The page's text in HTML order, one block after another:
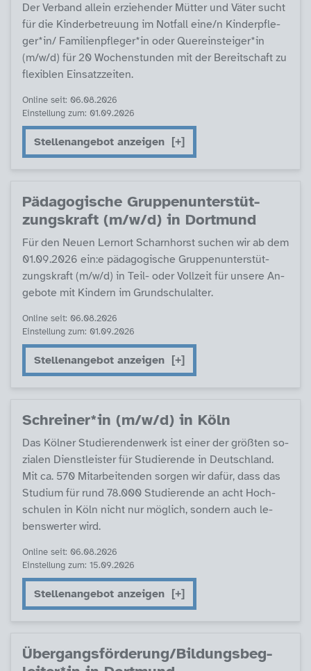
Der Ver­band al­lein er­zie­hen­der Müt­ter und Vä­ter sucht
für die Kin­der­be­t­reu­ung im Not­fall ei­ne/n Kin­derpf­le­
ger*in/ Fa­mi­li­enpf­le­ger*in oder Que­r­ein­s­tei­ger*in
(m/w/d) für 20 Wo­chen­stun­den mit der Be­reit­schaft zu
fle­xi­b­len Ein­satz­zei­ten.
Online seit: 06.08.2026
Einstellung zum: 01.09.2026
Stellenangebot anzeigen
Päda­go­gi­sche Grup­pen­un­ter­stüt­
zungs­kraft (m/w/d) in Dort­mund
Für den Neu­en Lern­ort Scharn­horst su­chen wir ab dem
01.09.2026 ein:e päda­go­gi­sche Grup­pen­un­ter­stüt­
zungs­kraft (m/w/d) in Teil- oder Voll­zeit für un­se­re An­
ge­bo­te mit Kin­dern im Grund­schulal­ter.
Online seit: 06.08.2026
Einstellung zum: 01.09.2026
Stellenangebot anzeigen
Sch­r­ei­ner*in (m/w/d) in Köln
Das Köl­ner Stu­die­ren­den­werk ist ei­ner der größ­ten so­
zia­len Di­enst­leis­ter für Stu­die­ren­de in Deut­sch­land.
Mit ca. 570 Mit­ar­bei­ten­den sor­gen wir da­für, dass das
Stu­di­um für rund 78.000 Stu­die­ren­de an acht Hoch­
schu­len in Köln nicht nur mög­lich, son­dern auch le­
bens­wer­ter wird.
Online seit: 06.08.2026
Einstellung zum: 15.09.2026
Stellenangebot anzeigen
Über­gangs­för­de­rung/Bil­dungs­be­g­